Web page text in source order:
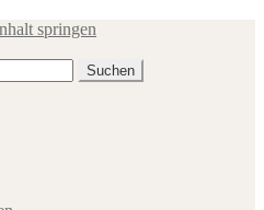
springen
Suchen